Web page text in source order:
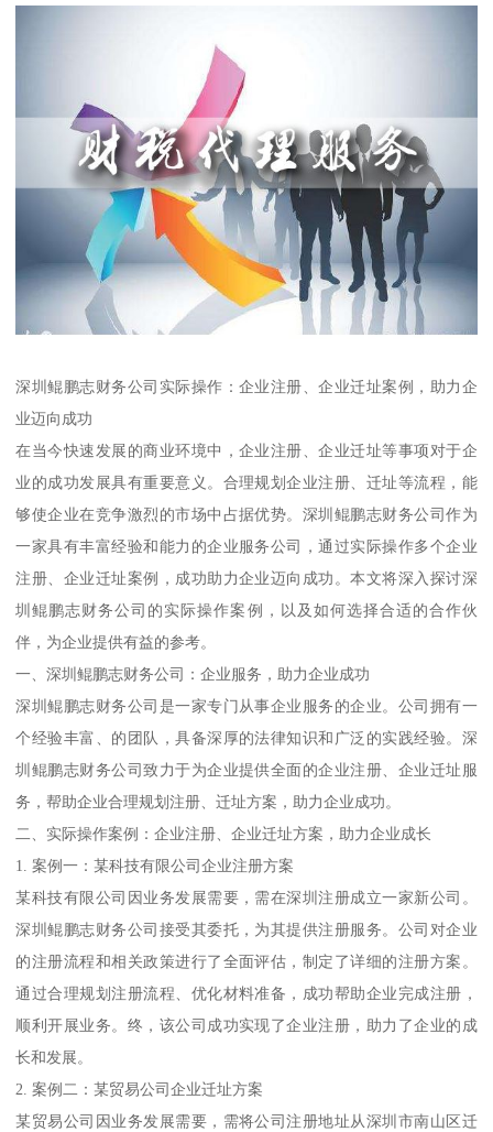
深圳鲲鹏志财务公司实际操作：企业注册、企业迁址案例，助力企
业迈向成功
在当今快速发展的商业环境中，企业注册、企业迁址等事项对于企
业的成功发展具有重要意义。合理规划企业注册、迁址等流程，能
够使企业在竞争激烈的市场中占据优势。深圳鲲鹏志财务公司作为
一家具有丰富经验和能力的企业服务公司，通过实际操作多个企业
注册、企业迁址案例，成功助力企业迈向成功。本文将深入探讨深
圳鲲鹏志财务公司的实际操作案例，以及如何选择合适的合作伙
伴，为企业提供有益的参考。
一、深圳鲲鹏志财务公司：企业服务，助力企业成功
深圳鲲鹏志财务公司是一家专门从事企业服务的企业。公司拥有一
个经验丰富、的团队，具备深厚的法律知识和广泛的实践经验。深
圳鲲鹏志财务公司致力于为企业提供全面的企业注册、企业迁址服
务，帮助企业合理规划注册、迁址方案，助力企业成功。
二、实际操作案例：企业注册、企业迁址方案，助力企业成长
1. 案例一：某科技有限公司企业注册方案
某科技有限公司因业务发展需要，需在深圳注册成立一家新公司。
深圳鲲鹏志财务公司接受其委托，为其提供注册服务。公司对企业
的注册流程和相关政策进行了全面评估，制定了详细的注册方案。
通过合理规划注册流程、优化材料准备，成功帮助企业完成注册，
顺利开展业务。终，该公司成功实现了企业注册，助力了企业的成
长和发展。
2. 案例二：某贸易公司企业迁址方案
某贸易公司因业务发展需要，需将公司注册地址从深圳市南山区迁